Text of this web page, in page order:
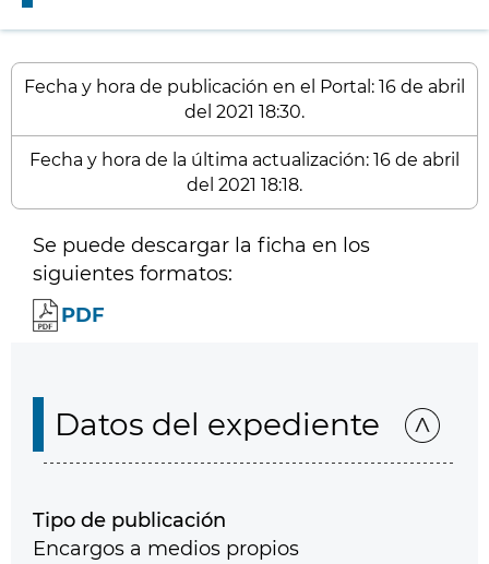
Fecha y hora de publicación en el Portal: 16 de abril
del 2021 18:30.
Fecha y hora de la última actualización: 16 de abril
del 2021 18:18.
Se puede descargar la ficha en los
siguientes formatos:
PDF
Datos del expediente
Tipo de publicación
Encargos a medios propios